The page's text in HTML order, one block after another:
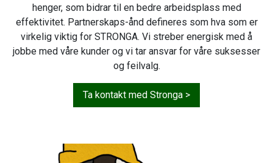
henger, som bidrar til en bedre arbeidsplass med
effektivitet. Partnerskaps-ånd defineres som hva som er
virkelig viktig for STRONGA. Vi streber energisk med å
jobbe med våre kunder og vi tar ansvar for våre suksesser
og feilvalg.
Ta kontakt med Stronga >